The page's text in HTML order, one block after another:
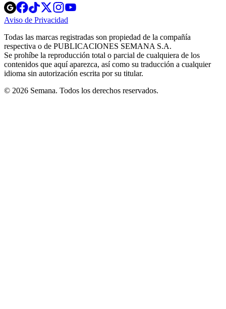
Opens
in
new
Opens
in
new
Opens
in
new
window
Opens
new
windowwindow
Aviso de Privacidad
new
window
Todas las marcas registradas son propiedad de la compañía
respectiva o de PUBLICACIONES SEMANA S.A.
Se prohíbe la reproducción total o parcial de cualquiera de los
contenidos que aquí aparezca, así como su traducción a cualquier
idioma sin autorización escrita por su titular.
© 2026 Semana. Todos los derechos reservados.